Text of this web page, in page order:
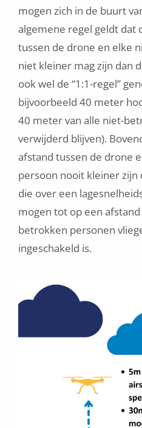
mogen zich in de buurt
algemene regel geldt dat
tussen de drone en elke
niet kleiner mag zijn dan
ook wel de “1:1-regel”
bijvoorbeeld 40 meter
40 meter van alle niet-
verwijderd blijven).
afstand tussen de drone
persoon nooit kleiner
die over een
mogen tot op een
betrokken personen
ingeschakeld is.